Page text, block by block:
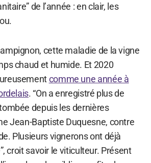
de l’année : en clair, les
cette maladie de la vigne
chaud et humide. Et 2020
comme une année à
. “On a enregistré plus de
depuis les dernières
Jean-Baptiste Duquesne, contre
Plusieurs vignerons ont déjà
croit savoir le viticulteur. Présent